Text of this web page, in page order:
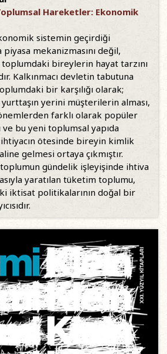
Hareketler: Ekonomik
sistemin geçirdiği
piyasa mekanizmasını değil,
toplumdaki bireylerin hayat tarzını
Kalkınmacı devletin tabutuna
bir karşılığı olarak;
yerini müşterilerin alması,
farklı olarak popüler
bu yeni toplumsal yapıda
ötesinde bireyin kimlik
gelmesi ortaya çıkmıştır.
gündelik işleyişinde ihtiva
yaratılan tüketim toplumu,
iktisat politikalarının doğal bir